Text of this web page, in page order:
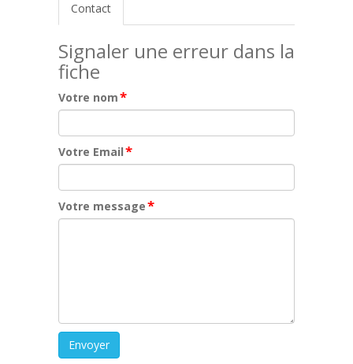
Contact
Signaler une erreur dans la
fiche
Votre nom*
Votre Email*
Votre message*